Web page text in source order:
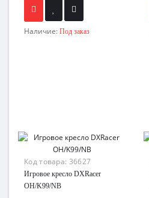
Наличие: Под заказ
Код товара: 36627
Игровое кресло DXRacer
OH/K99/NB